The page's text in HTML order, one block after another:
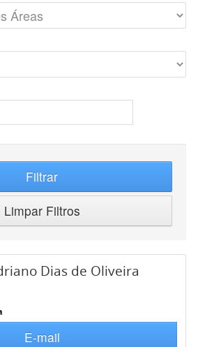
Filtrar
Limpar Filtros
Dias de Oliveira
E-mail